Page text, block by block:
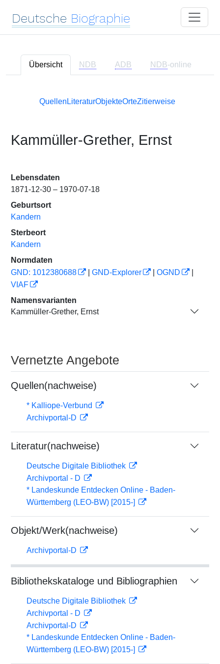
Deutsche Biographie
Übersicht NDB ADB NDB-online
Quellen LiteraturObjekteOrteZitierweise
Kammüller-Grether, Ernst
Lebensdaten
1871-12-30 – 1970-07-18
Geburtsort
Kandern
Sterbeort
Kandern
Normdaten
GND: 1012380688
GND-Explorer OGND
VIAF
Namensvarianten
Kammüller-Grether, Ernst
Vernetzte Angebote
Quellen(nachweise)
* Kalliope-Verbund
Archivportal-D
Literatur(nachweise)
Deutsche Digitale Bibliothek
Archivportal - D
* Landeskunde Entdecken Online - Baden-
Württemberg (LEO-BW) [2015-]
Objekt/Werk(nachweise)
Archivportal-D
Bibliothekskataloge und Bibliographien
Deutsche Digitale Bibliothek
Archivportal - D
Archivportal-D
* Landeskunde Entdecken Online - Baden-
Württemberg (LEO-BW) [2015-]